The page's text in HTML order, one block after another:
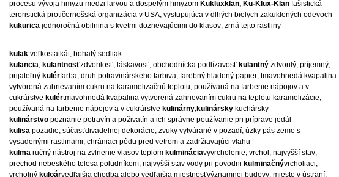
procesu vývoja hmyzu medzi larvou a dospelým hmyzom Kukluxklan, Ku-Klux-Klan fašistická
teroristická protičernošská organizácia v USA, vystupujúca v dlhých bielych zakuklených odevoch
kukurica jednoročná obilnina s kvetmi dozrievajúcimi do klasov; zrná tejto rastliny
kulak veľkostatkát; bohatý sedliak
kulancia, kulantnosťzdvorilosť, láskavosť; obchodnícka podlízavosť kulantný zdvorilý, príjemný,
prijateľný kulérfarba; druh potravinárskeho farbiva; farebný hladený papier; tmavohnedá kvapalina
vytvorená zahrievaním cukru na karamelizačnú teplotu, používaná na farbenie nápojov a v
cukrárstve kulértmavohnedá kvapalina vytvorená zahrievaním cukru na teplotu karamelizácie,
používaná na farbenie nápojov a v cukrárstve kulinárny,kulinársky kuchársky
kulinárstvo poznanie potravín a poživatín a ich správne používanie pri príprave jedál
kulisa pozadie; súčasťdivadelnej dekorácie; zvuky vytvárané v pozadí; úzky pás zeme s
vysadenými rastlinami, chrániaci pôdu pred vetrom a zadržiavajúci vlahu
kulma ručný nástroj na zvlnenie vlasov teplom kulmináciavyvrcholenie, vrchol, najvyšší stav;
prechod nebeského telesa poludníkom; najvyšší stav vody pri povodni kulminačnývrcholiaci,
vrcholný kuloárvedľajšia chodba alebo vedľajšia miestnosťvýznamnej budovy; miesto v ústraní;